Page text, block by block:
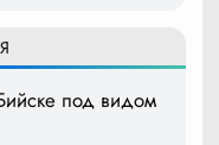
под видом